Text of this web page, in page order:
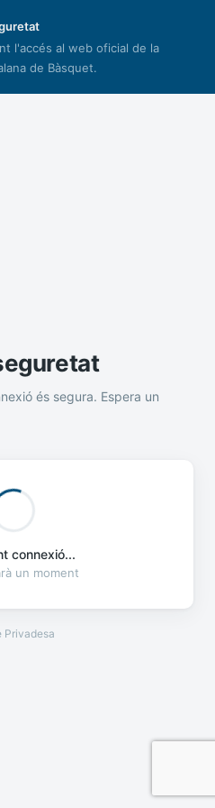
l'accés al web oficial de la
de Bàsquet.
és segura. Espera un
connexió...
un moment
Privadesa